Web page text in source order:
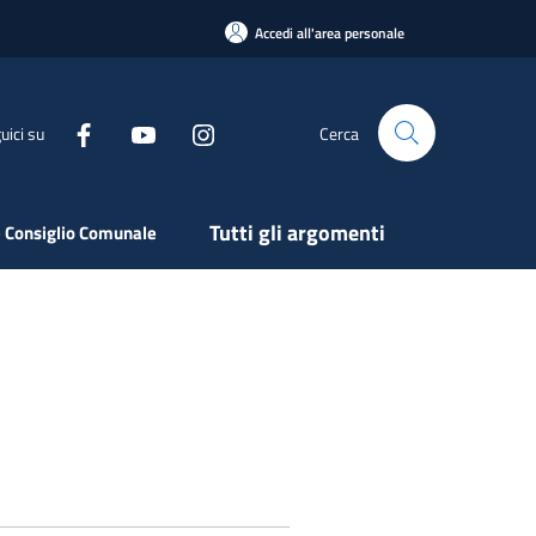
Accedi all'area personale
su Cerca
Comunale Tutti gli argomenti